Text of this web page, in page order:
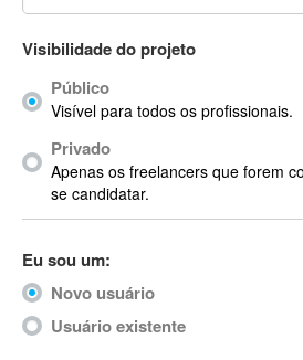
ACID Pro
ACPI
Acrobat
Acrobat X
Acronis
ACT
Actimize
ActionScript
ActionScript 3
Visibilidade do projeto
Público
Visível para todos os profissionais.
Privado
Apenas os freelancers que forem
se candidatar.
Eu sou um:
Novo usuário
Usuário existente